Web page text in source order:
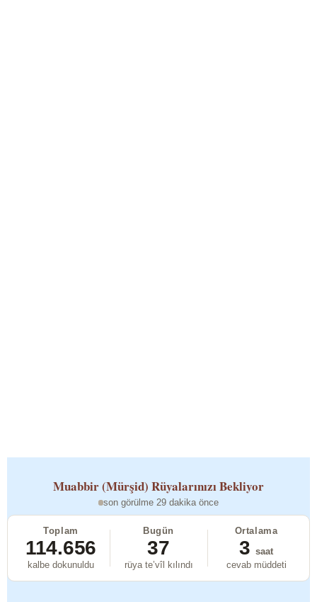
Muabbir (Mürşid) Rüyalarınızı Bekliyor
son görülme 29 dakika önce
Toplam
114.656
kalbe dokunuldu
Bugün
37
rüya te’vîl kılındı
Ortalama
3 saat
cevab müddeti